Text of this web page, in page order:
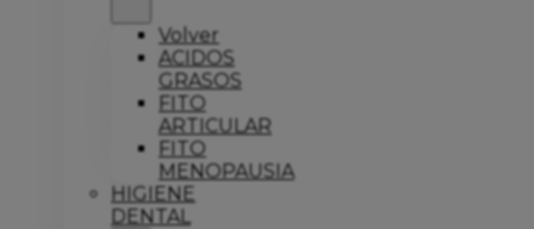
Volver
ACIDOS
GRASOS
FITO
ARTICULAR
FITO
MENOPAUSIA
HIGIENE
DENTAL